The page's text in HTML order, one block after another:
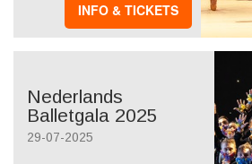
INFO & TICKETS
Nederlands
Balletgala 2025
29-07-2025